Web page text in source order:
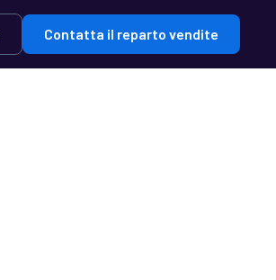
Contatta il reparto vendite